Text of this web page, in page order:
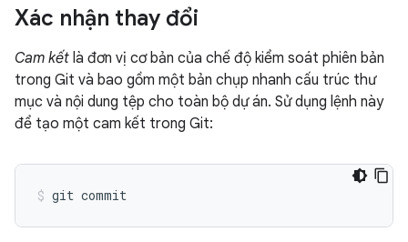
Xác nhận thay đổi
Cam kết là đơn vị cơ bản của chế độ kiểm soát phiên bản
trong Git và bao gồm một bản chụp nhanh cấu trúc thư
mục và nội dung tệp cho toàn bộ dự án. Sử dụng lệnh này
để tạo một cam kết trong Git: